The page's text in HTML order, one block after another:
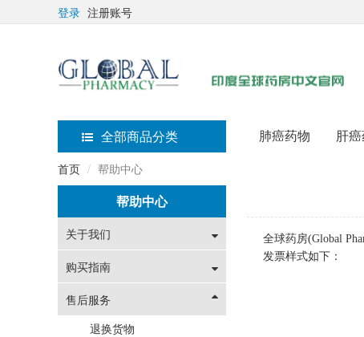
登录 注册账号
全部商品分类 肺癌药物 肝
首页 帮助中心
帮助中心
关于我们
购买指南
售后服务
退换货物
全球药房(Global
发票样式如下：